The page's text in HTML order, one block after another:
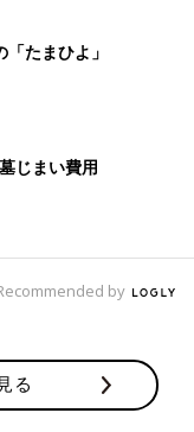
たまひよ」
じまい費用
by
る